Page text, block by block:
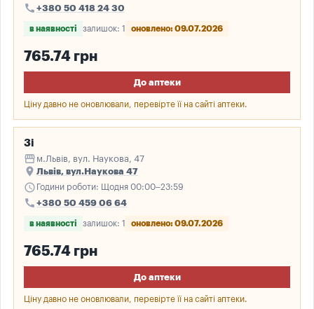
call +380 50 418 24 30
в наявності залишок: 1 оновлено: 09.07.2026
765.74 грн
До аптеки
Ціну давно не оновлювали, перевірте її на сайті аптеки.
3і
storefront м.Львів, вул. Наукова, 47
place Львів, вул.Наукова 47
schedule Години роботи: Щодня 00:00–23:59
call +380 50 459 06 64
в наявності залишок: 1 оновлено: 09.07.2026
765.74 грн
До аптеки
Ціну давно не оновлювали, перевірте її на сайті аптеки.